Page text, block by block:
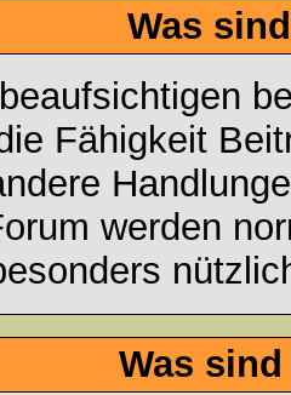
Was
Fähigkeit
werden
Was